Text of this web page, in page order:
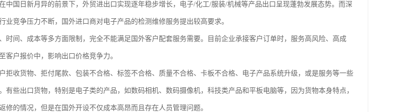
中国日新月异的前景下，外贸进出口实现逐年稳步增长，电子/化工/服装/机械等产品出口呈现蓬勃发展态势。而深
业竞争压力不断，国外进口商对电子产品的检测维修服务提出较高要求。
时间、成本等多方面限制，完全不能满足国外客户配套服务需要。目前企业承接客户订单时，服务高风险、高成
客户报价中，影响出口价格竞争力。
拒收货物、拒付尾款、包装不合格、标签不合格、质量不合格、卡板不合格、电子产品系统升级，或是服务等一些
有些出口货物，特别是电子类的产品，如数码相机、数码摄像机，科技类产品和平板电脑等，因为货物本身特点，
修的情况，但是在国外开设不仅成本高昂而且存在人员管理问题。